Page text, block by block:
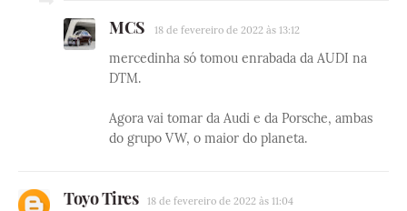
MCS 18 de fevereiro de 2022 às 13:12
mercedinha só tomou enrabada da AUDI na
DTM.
Agora vai tomar da Audi e da Porsche, ambas
do grupo VW, o maior do planeta.
Toyo Tires 18 de fevereiro de 2022 às 11:04